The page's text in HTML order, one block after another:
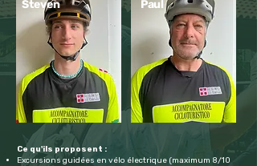
Steven Paul
Ce qu'ils proposent :
Excursions guidées en vélo électrique (maximum 8/10